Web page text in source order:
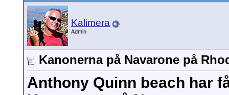
Kalimera
Admin
Kanonerna på Navarone på
Anthony Quinn beach har